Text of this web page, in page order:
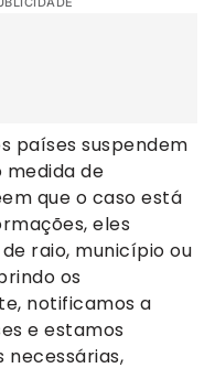
países suspendem
medida de
que o caso está
eles
raio, município ou
os
notificamos a
e estamos
necessárias,